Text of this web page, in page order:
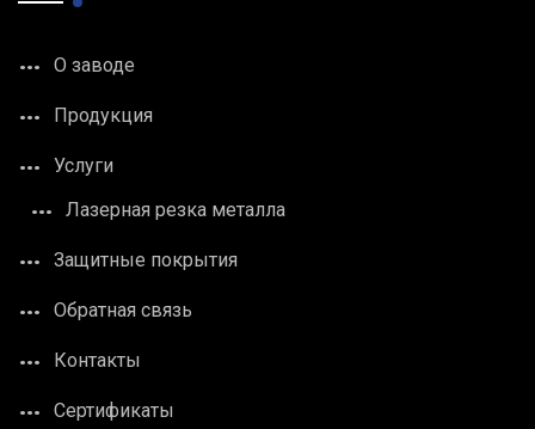
О заводе
Продукция
Услуги
Лазерная резка металла
Защитные покрытия
Обратная связь
Контакты
Сертификаты